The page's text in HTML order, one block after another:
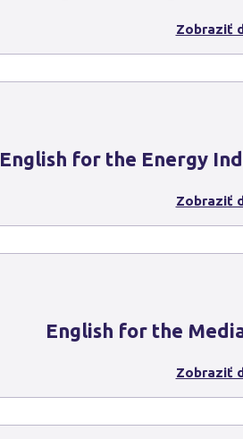
Zobraziť
English for the Energy
Zobraziť
English for the
Zobraziť